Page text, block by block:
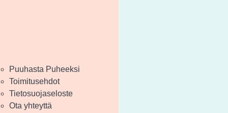
Puuhasta Puheeksi
Toimitusehdot
Tietosuojaseloste
Ota yhteyttä